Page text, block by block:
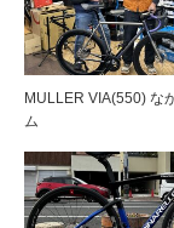
MULLER VIA(550) な
ム